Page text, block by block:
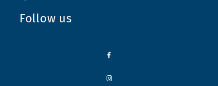
Follow us